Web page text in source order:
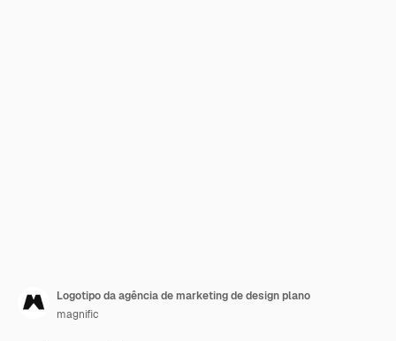
Logotipo da agência de marketing de design plano
magnific